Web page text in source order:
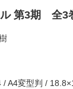
ル 第3期 全3
A4変型判 /